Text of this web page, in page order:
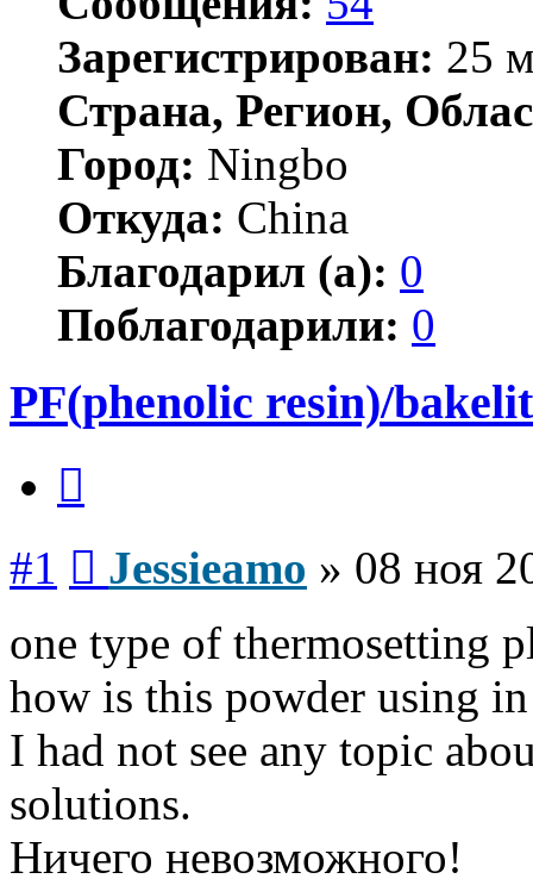
Зарегистрирован: 25
Страна, Регион,
Город: Ningbo
Откуда: China
Благодарил (а): 0
Поблагодарили: 0
PF(phenolic resin)/
#1 Jessieamo » 08 ноя
one type of thermosetting
how is this powder using in
I had not see any topic
solutions.
Ничего невозможного!